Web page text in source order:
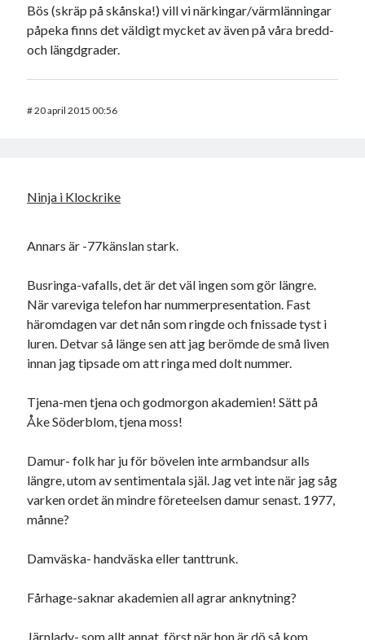
Bös (skräp på skånska!) vill vi närkingar/värmlänningar
påpeka finns det väldigt mycket av även på våra bredd-
och längdgrader.
#20 april 2015 00:56
Ninja i Klockrike
Annars är -77känslan stark.
Busringa-vafalls, det är det väl ingen som gör längre.
När vareviga telefon har nummerpresentation. Fast
häromdagen var det nån som ringde och fnissade tyst i
luren. Detvar så länge sen att jag berömde de små liven
innan jag tipsade om att ringa med dolt nummer.
Tjena-men tjena och godmorgon akademien! Sätt på
Åke Söderblom, tjena moss!
Damur- folk har ju för bövelen inte armbandsur alls
längre, utom av sentimentala själ. Jag vet inte när jag såg
varken ordet än mindre företeelsen damur senast. 1977,
månne?
Damväska- handväska eller tanttrunk.
Fårhage-saknar akademien all agrar anknytning?
Järnlady- som allt annat, först när hon är dö så kom